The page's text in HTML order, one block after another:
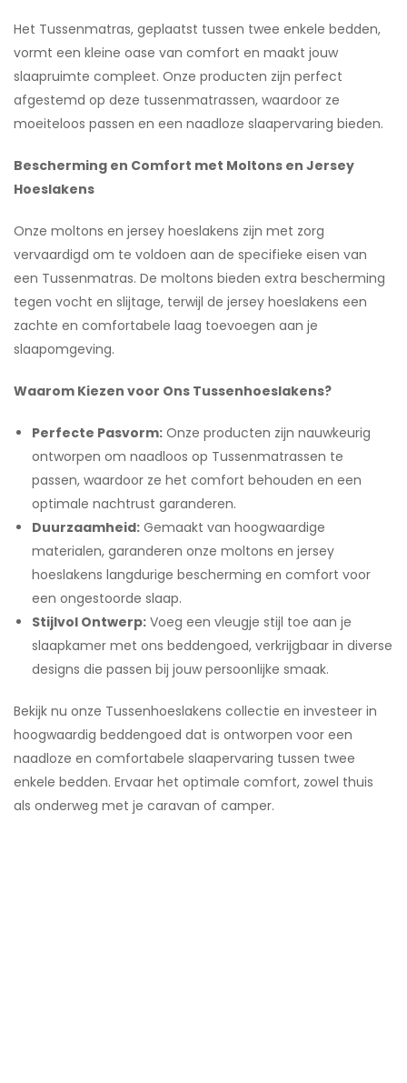
Het Tussenmatras, geplaatst tussen twee enkele bedden,
vormt een kleine oase van comfort en maakt jouw
slaapruimte compleet. Onze producten zijn perfect
afgestemd op deze tussenmatrassen, waardoor ze
moeiteloos passen en een naadloze slaapervaring bieden.
Bescherming en Comfort met Moltons en Jersey
Hoeslakens
Onze moltons en jersey hoeslakens zijn met zorg
vervaardigd om te voldoen aan de specifieke eisen van
een Tussenmatras. De moltons bieden extra bescherming
tegen vocht en slijtage, terwijl de jersey hoeslakens een
zachte en comfortabele laag toevoegen aan je
slaapomgeving.
Waarom Kiezen voor Ons Tussenhoeslakens?
Perfecte Pasvorm: Onze producten zijn nauwkeurig
ontworpen om naadloos op Tussenmatrassen te
passen, waardoor ze het comfort behouden en een
optimale nachtrust garanderen.
Duurzaamheid: Gemaakt van hoogwaardige
materialen, garanderen onze moltons en jersey
hoeslakens langdurige bescherming en comfort voor
een ongestoorde slaap.
Stijlvol Ontwerp: Voeg een vleugje stijl toe aan je
slaapkamer met ons beddengoed, verkrijgbaar in diverse
designs die passen bij jouw persoonlijke smaak.
Bekijk nu onze Tussenhoeslakens collectie en investeer in
hoogwaardig beddengoed dat is ontworpen voor een
naadloze en comfortabele slaapervaring tussen twee
enkele bedden. Ervaar het optimale comfort, zowel thuis
als onderweg met je caravan of camper.